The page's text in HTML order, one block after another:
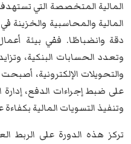
المالية المتخصصة التي
المالية والمحاسبية والخزينة
دقة وانضباطًا. ففي بيئة
وتعدد الحسابات البنكية،
والتحويلات الإلكترونية،
على ضبط إجراءات الدفع، إدارة
وتنفيذ التسويات المالية بكفاءة
تركز هذه الدورة على الربط